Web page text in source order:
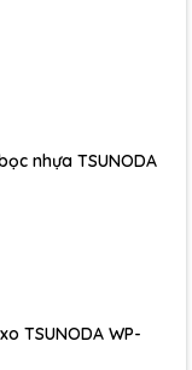
nhựa TSUNODA
TSUNODA WP-